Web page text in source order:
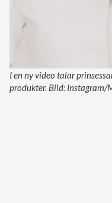
I en ny video talar
produkter. Bild: Instagram/